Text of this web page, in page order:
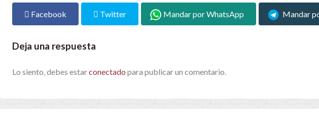
Facebook Twitter Mandar por WhatsApp Mandar
Deja una respuesta
Lo siento, debes estarconectado para publicar un comentario.